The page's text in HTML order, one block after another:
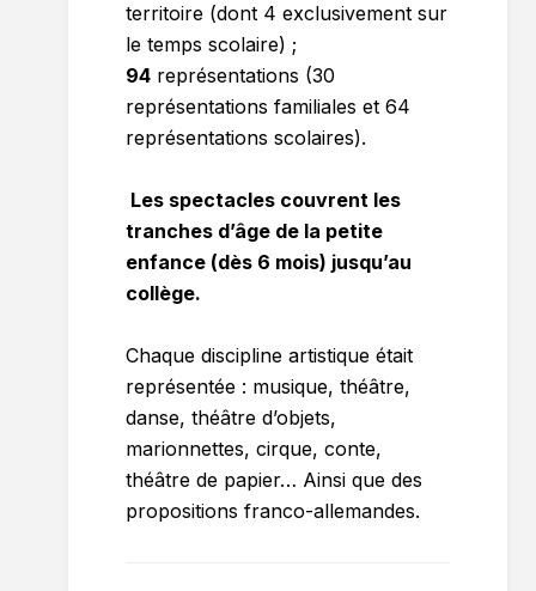
territoire (dont 4 exclusivement sur
le temps scolaire) ;
94 représentations (30
représentations familiales et 64
représentations scolaires).
Les spectacles couvrent les
tranches d’âge de la petite
enfance (dès 6 mois) jusqu’au
collège.
Chaque discipline artistique était
représentée : musique, théâtre,
danse, théâtre d’objets,
marionnettes, cirque, conte,
théâtre de papier… Ainsi que des
propositions franco-allemandes.